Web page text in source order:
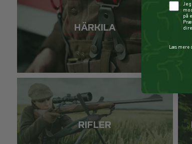
HÄRKILA
RIFLER
Checkbox
på
Læs mere